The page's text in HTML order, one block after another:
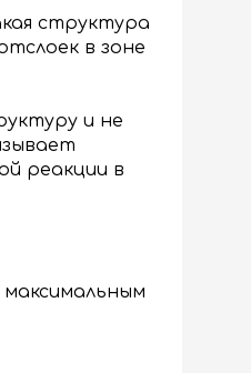
структура
в зоне
и не
реакции в